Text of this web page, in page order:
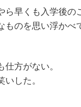
ら早くも入学後の
ものを思い浮かべ
方がない。
した。